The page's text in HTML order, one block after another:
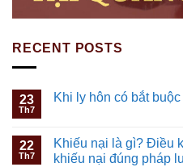
RECENT POSTS
23
Th7
Khi ly hôn có bắt
22
Th7
Khiếu nại là gì? Điều
khiếu nại đúng pháp